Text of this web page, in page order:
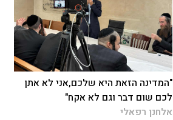
"המדינה הזאת היא שלכם,אני לא אתן
לכם שום דבר וגם לא אקח"
אלחנן רפאלי